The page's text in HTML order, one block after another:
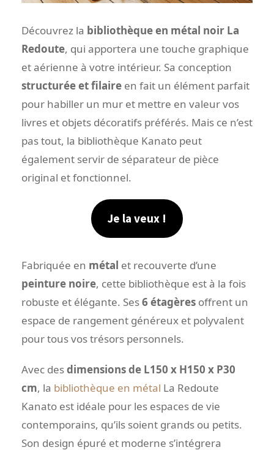
Découvrez la bibliothèque en métal noir La
Redoute, qui apportera une touche graphique
et aérienne à votre intérieur. Sa conception
structurée et filaire en fait un élément parfait
pour habiller un mur et mettre en valeur vos
livres et objets décoratifs préférés. Mais ce n’est
pas tout, la bibliothèque Kanato peut
également servir de séparateur de pièce
original et fonctionnel.
Je la veux !
Fabriquée en métal et recouverte d’une
peinture noire, cette bibliothèque est à la fois
robuste et élégante. Ses6 étagères offrent un
espace de rangement généreux et polyvalent
pour tous vos trésors personnels.
Avec desdimensions de L150 x H150 x P30
cm, la bibliothèque en métal La Redoute
Kanato est idéale pour les espaces de vie
contemporains, qu’ils soient grands ou petits.
Son design épuré et moderne s’intégrera